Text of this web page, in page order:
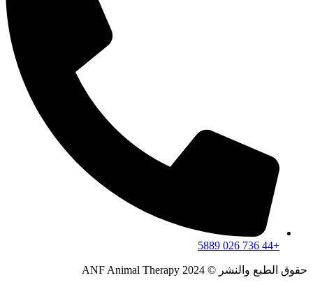
+44 736 026 5889
حقوق الطبع والنشر © 2024 ANF Animal Therapy